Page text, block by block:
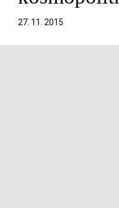
27. 11. 2015